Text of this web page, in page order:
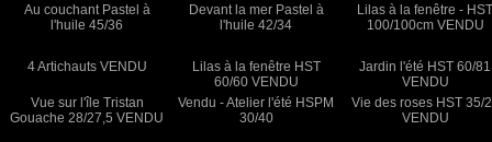
Au couchant Pastel à
l'huile 45/36
Devant la mer Pastel à
l'huile 42/34
Lilas à la fenêtre -
100/100cm VENDU
4 Artichauts VENDU
Lilas à la fenêtre HST
60/60 VENDU
Jardin l'été HST 60/81
VENDU
Vue sur l'île Tristan
Gouache 28/27,5 VENDU
Vendu - Atelier l'été HSPM
30/40
Vie des roses HST 35/
VENDU